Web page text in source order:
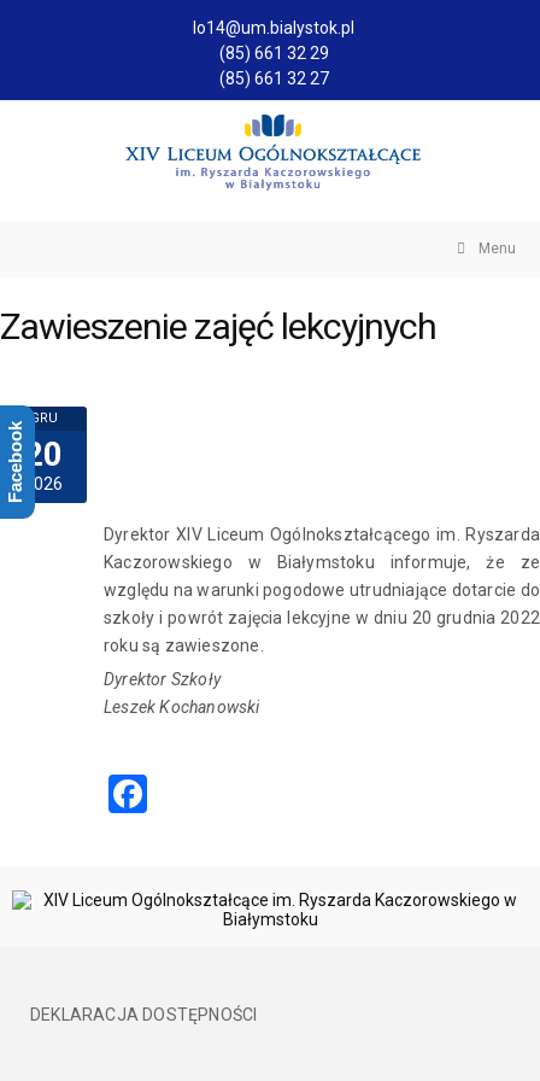
lo14@um.bialystok.pl
(85) 661 32 29
(85) 661 32 27
Menu
Zawieszenie zajęć lekcyjnych
GRU
20
2026
Dyrektor XIV Liceum Ogólnokształcącego im. Ryszarda
Kaczorowskiego w Białymstoku informuje, że ze
względu na warunki pogodowe utrudniające dotarcie do
szkoły i powrót zajęcia lekcyjne w dniu 20 grudnia 2022
roku są zawieszone.
Dyrektor Szkoły
Leszek Kochanowski
DEKLARACJA DOSTĘPNOŚCI
Facebook